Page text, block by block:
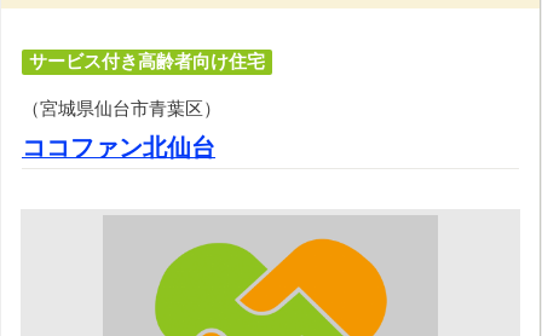
サービス付き高齢者向け住宅
（宮城県仙台市青葉区）
ココファン北仙台